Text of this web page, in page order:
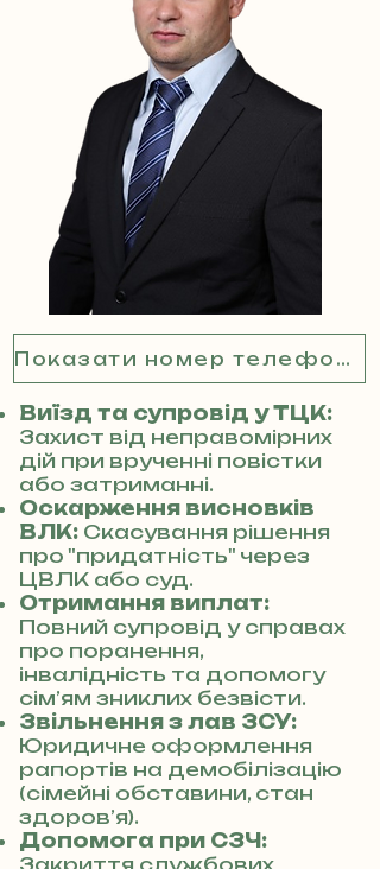
Показати номер телефону
Виїзд та супровід у ТЦК:
Захист від неправомірних
дій при врученні повістки
або затриманні.
Оскарження висновків
ВЛК: Скасування рішення
про "придатність" через
ЦВЛК або суд.
Отримання виплат:
Повний супровід у справах
про поранення,
інвалідність та допомогу
сім’ям зниклих безвісти.
Звільнення з лав ЗСУ:
Юридичне оформлення
рапортів на демобілізацію
(сімейні обставини, стан
здоров’я).
Допомога при СЗЧ:
Закриття службових